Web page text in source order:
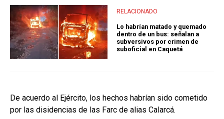
RELACIONADO
Lo habrían matado y quemado
dentro de un bus: señalan a
subversivos por crimen de
suboficial en Caquetá
De acuerdo al Ejército, los hechos habrían sido cometido
por las disidencias de las Farc de alias Calarcá.